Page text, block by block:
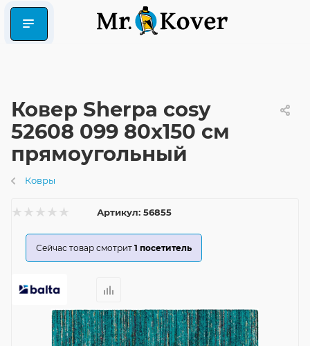
Ковер Sherpa cosy
52608 099 80x150 см
прямоугольный
Ковры
Артикул: 56855
Сейчас товар смотрит 1 посетитель